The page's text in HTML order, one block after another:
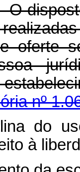
O
oferte
nº
do
à